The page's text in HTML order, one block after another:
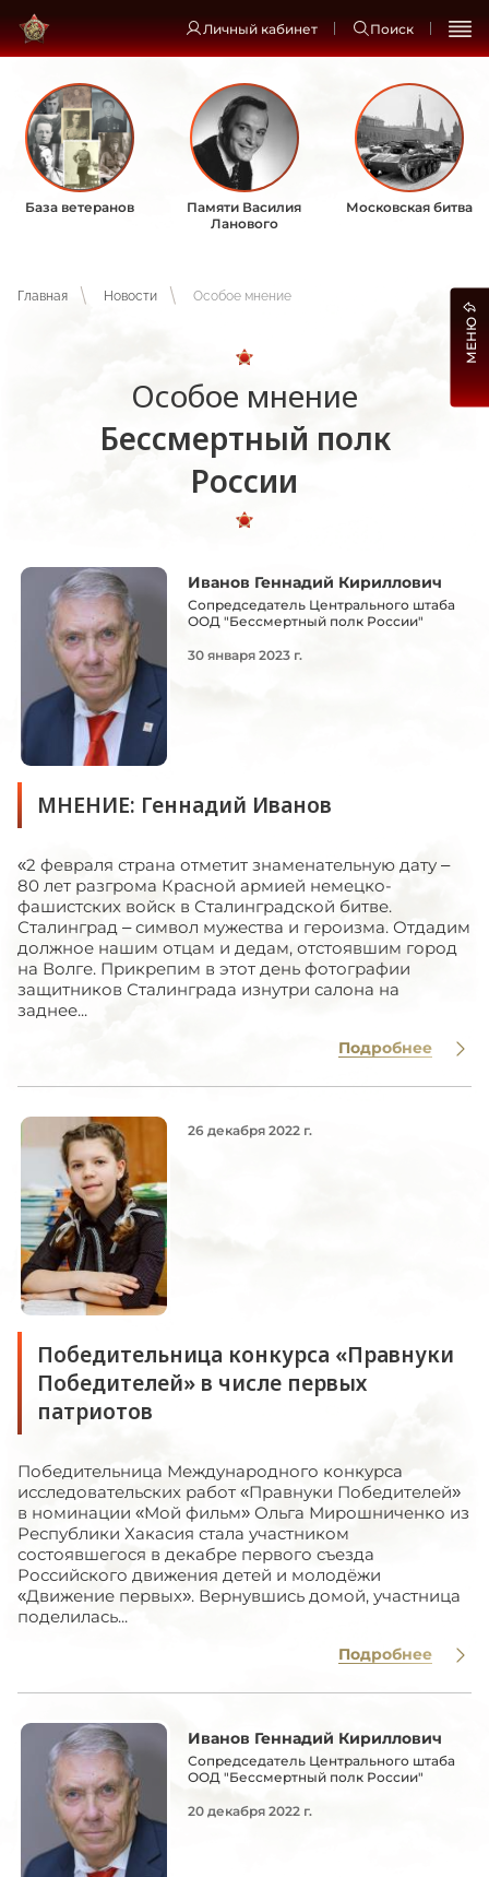
Личный кабинет Поиск
База ветеранов
Памяти Василия
Ланового
Московская битва
Главная Новости Особое мнение
Особое мнение
Бессмертный полк
России
МНЕНИЕ: Геннадий Иванов
Иванов Геннадий Кириллович
Сопредседатель Центрального штаба
ООД "Бессмертный полк России"
30 января 2023 г.
«2 февраля страна отметит знаменательную дату –
80 лет разгрома Красной армией немецко-
фашистских войск в Сталинградской битве.
Сталинград – символ мужества и героизма. Отдадим
должное нашим отцам и дедам, отстоявшим город
на Волге. Прикрепим в этот день фотографии
защитников Сталинграда изнутри салона на
заднее...
Подробнее
Победительница конкурса «Правнуки
Победителей» в числе первых
патриотов
26 декабря 2022 г.
Победительница Международного конкурса
исследовательских работ «Правнуки Победителей»
в номинации «Мой фильм» Ольга Мирошниченко из
Республики Хакасия стала участником
состоявшегося в декабре первого съезда
Российского движения детей и молодёжи
«Движение первых». Вернувшись домой, участница
поделилась...
Подробнее
Иванов Геннадий Кириллович
Сопредседатель Центрального штаба
ООД "Бессмертный полк России"
20 декабря 2022 г.
МЕНЮ